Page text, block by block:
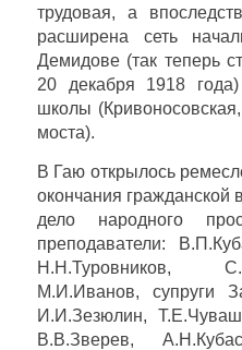
трудовая, а
расширена сеть
Демидове (так теперь
20 декабря 1918
школы
моста).
В Гаю открылось
окончания гражданской
дело народного
преподаватели:
Н.Н.Туровников,
М.И.Иванов, супруги
И.И.Зезюлин,
В.В.Зверев,